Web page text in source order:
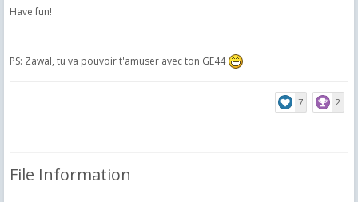
Have fun!
PS: Zawal, tu va pouvoir t'amuser avec ton GE44
7 2
File Information